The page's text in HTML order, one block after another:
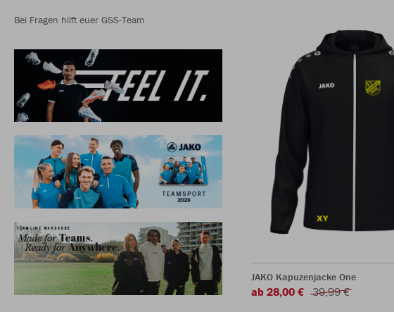
Bei Fragen hilft euer GSS-Team
JAKO Kapuzenjacke One
ab 28,00 € 39,99 €